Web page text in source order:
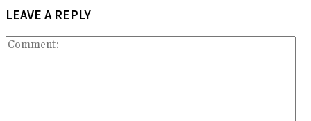
LEAVE A REPLY